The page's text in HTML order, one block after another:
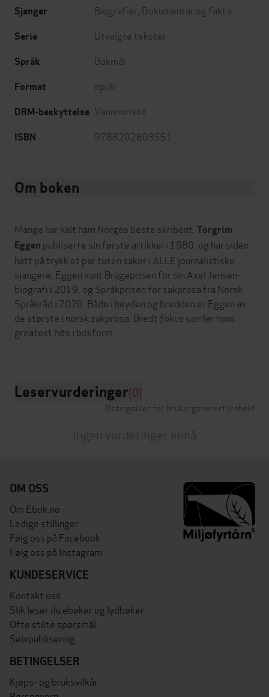
Sjanger Biografier Dokumentar og fakta
Serie Utvalgte tekster
Språk Bokmål
Format epub
DRM-beskyttelse Vannmerket
ISBN 9788202803551
Om boken
Mange har kalt ham Norges beste skribent. Torgrim
Eggen publiserte sin første artikkel i 1980, og har siden
hatt på trykk et par tusen saker i ALLE journalistiske
sjangere. Eggen vant Brageprisen for sin Axel Jensen-
biografi i 2019, og Språkprisen for sakprosa fra Norsk
Språkråd i 2020. Både i høyden og bredden er Eggen av
de største i norsk sakprosa. Bredt fokus samler hans
greatest hits i bokform.
Leservurderinger(0)
Betingelser for brukergenerert innhold
Ingen vurderinger ennå
OM OSS
Om Ebok.no
Ledige stillinger
Følg oss på Facebook
Følg oss på Instagram
KUNDESERVICE
Kontakt oss
Slik leser du ebøker og lydbøker
Ofte stilte spørsmål
Selvpublisering
BETINGELSER
Kjøps- og bruksvilkår